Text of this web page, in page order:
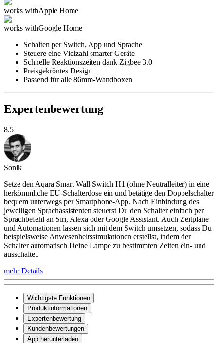
works withApple Home
works withGoogle Home
Schalten per Switch, App und Sprache
Steuere eine Vielzahl smarter Geräte
Schnelle Reaktionszeiten dank Zigbee 3.0
Preisgekröntes Design
Passend für alle 86mm-Wandboxen
Expertenbewertung
8.5
Sonik
Setze den Aqara Smart Wall Switch H1 (ohne Neutralleiter) in eine
herkömmliche EU-Schalterdose ein und betätige den Doppelschalter
bequem unterwegs per Smartphone-App. Nach Einbindung des
jeweiligen Sprachassistenten steuerst Du den Schalter einfach per
Sprachbefehl an Siri, Alexa oder Google Assistant. Auch Zeitpläne
und Automationen lassen sich mit dem Switch umsetzen, sodass Du
beispielsweise Anwesenheitssimulationen erstellst, indem der
Schalter automatisch Deine Lampe zu bestimmten Zeiten ein- und
ausschaltet.
mehr Details
Wichtigste Funktionen
Produktinformationen
Expertenbewertung
Kundenbewertungen
App herunterladen